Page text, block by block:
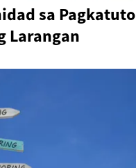
sa Pagkatuto
Larangan